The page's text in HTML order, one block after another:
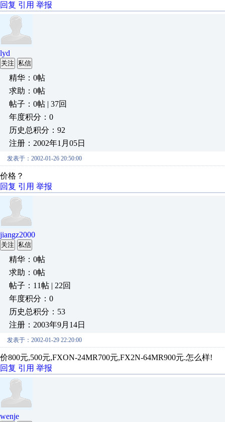
回复 引用 举报
lyd
关注 私信
精华：0帖
求助：0帖
帖子：0帖 | 37回
年度积分：0
历史总积分：92
注册：2002年1月05日
发表于：2002-01-26 20:50:00
价格？
回复 引用 举报
jiangz2000
关注 私信
精华：0帖
求助：0帖
帖子：11帖 | 22回
年度积分：0
历史总积分：53
注册：2003年9月14日
发表于：2002-01-29 22:20:00
价800元,500元,FXON-24MR700元,FX2N-64MR900元.怎么样!
回复 引用 举报
wenje